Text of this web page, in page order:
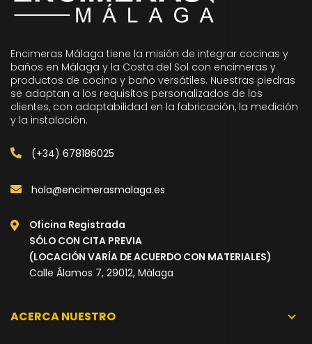
Encimeras Málaga tiene la misión de integrar cocinas y
baños en Málaga y la Costa del Sol con encimeras y
productos de cocina y baño versátiles. Nuestras piedras
se adaptan a los requisitos personalizados de los
clientes, con adaptabilidad en la fabricación, la medición
y la instalación.
(+34) 678186025
hola@encimerasmalaga.es
Oficina Registrada
SÓLO CON CITA PREVIA
(LOCACIÓN VARÍA DE ACUERDO CON MATERIALES)
Calle Álamos 7, 29012, Málaga
ACERCA NUESTRO